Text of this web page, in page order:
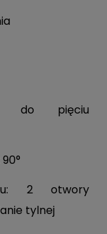
do pięciu
2 otwory
tylnej